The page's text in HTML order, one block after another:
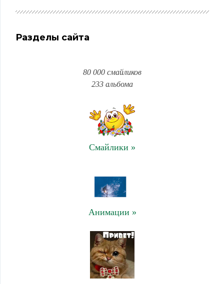
Разделы сайта
80 000 смайликов
233 альбома
Смайлики »
Анимации »